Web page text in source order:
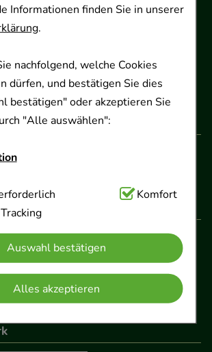
Informationen finden Sie in unserer
.
nachfolgend, welche Cookies
dürfen, und bestätigen Sie dies
bestätigen" oder akzeptieren Sie
"Alle auswählen":
Hierbei handelt es sich um
die Grundfunktionen unserer
sind (z.B. Navigation,
weshalb auf diese nicht
kann.
Cookies werden genutzt um das
noch ansprechender zu gestalten,
für die Wiedererkennung des
Komfort
Auswahl bestätigen
Alles akzeptieren
· E-Mail:info@ApoSalis.de
2 · 30159 Hannover
80 0 · Fax 0511 89 71 80 11